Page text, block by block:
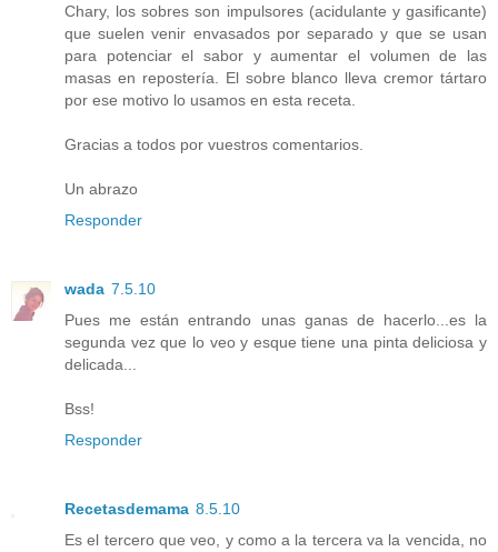
Chary, los sobres son impulsores (acidulante y gasificante)
que suelen venir envasados por separado y que se usan
para potenciar el sabor y aumentar el volumen de las
masas en repostería. El sobre blanco lleva cremor tártaro
por ese motivo lo usamos en esta receta.
Gracias a todos por vuestros comentarios.
Un abrazo
Responder
wada 7.5.10
Pues me están entrando unas ganas de hacerlo...es la
segunda vez que lo veo y esque tiene una pinta deliciosa y
delicada...
Bss!
Responder
Recetasdemama 8.5.10
Es el tercero que veo, y como a la tercera va la vencida, no